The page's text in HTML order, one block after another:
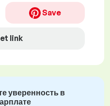
Save
link
уверенность в